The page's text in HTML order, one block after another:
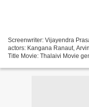
Screenwriter: Vijayendra
actors: Kangana Ranaut,
Title Movie: Thalaivi Movie